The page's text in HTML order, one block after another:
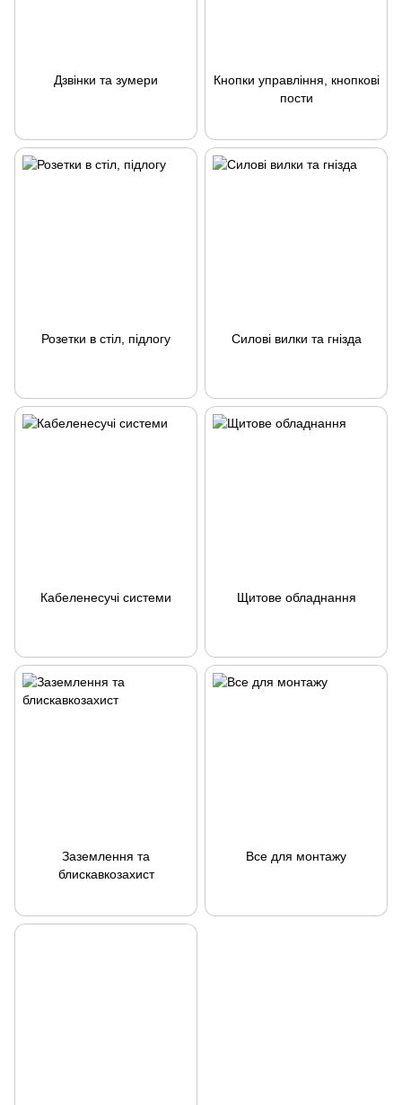
Дзвінки та зумери
Кнопки управління, кнопкові
пости
Розетки в стіл, підлогу Силові вилки та гнізда
Кабеленесучі системи Щитове обладнання
Заземлення та
блискавкозахист
Все для монтажу